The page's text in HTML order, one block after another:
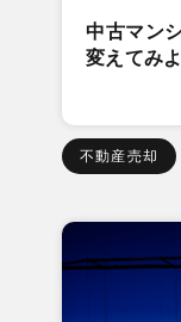
中古マン
変えてみ
不動産売却